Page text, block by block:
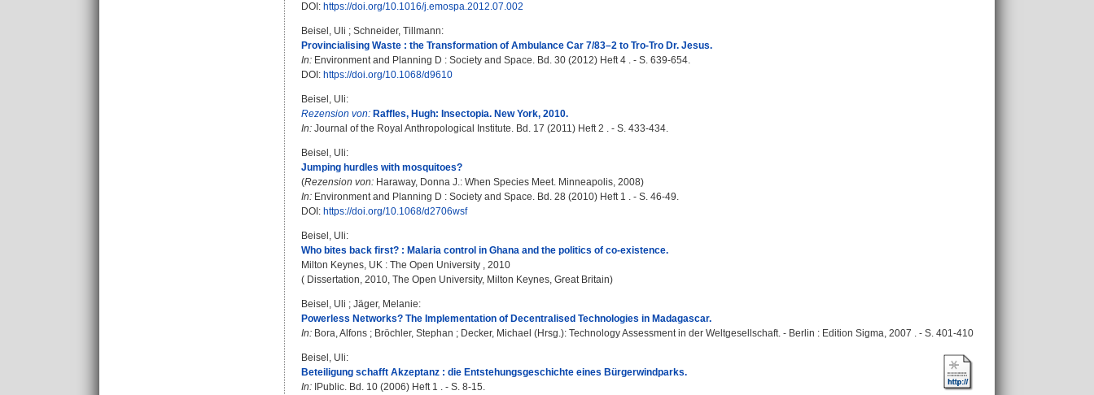
DOI: https://doi.org/10.1016/j.emospa.2012.07.002
Beisel, Uli ; Schneider, Tillmann:
Provincialising Waste : the Transformation of Ambulance Car 7/83–2 to Tro-Tro Dr. Jesus.
In: Environment and Planning D : Society and Space. Bd. 30 (2012) Heft 4 . - S. 639-654.
DOI: https://doi.org/10.1068/d9610
Beisel, Uli:
Rezension von: Raffles, Hugh: Insectopia. New York, 2010.
In: Journal of the Royal Anthropological Institute. Bd. 17 (2011) Heft 2 . - S. 433-434.
Beisel, Uli:
Jumping hurdles with mosquitoes?
(Rezension von: Haraway, Donna J.: When Species Meet. Minneapolis, 2008)
In: Environment and Planning D : Society and Space. Bd. 28 (2010) Heft 1 . - S. 46-49.
DOI: https://doi.org/10.1068/d2706wsf
Beisel, Uli:
Who bites back first? : Malaria control in Ghana and the politics of co-existence.
Milton Keynes, UK : The Open University , 2010
( Dissertation, 2010, The Open University, Milton Keynes, Great Britain)
Beisel, Uli ; Jäger, Melanie:
Powerless Networks? The Implementation of Decentralised Technologies in Madagascar.
In: Bora, Alfons ; Bröchler, Stephan ; Decker, Michael (Hrsg.): Technology Assessment in der Weltgesellschaft. - Berlin : Edition Sigma, 2007 . - S. 401-410
Beisel, Uli:
Beteiligung schafft Akzeptanz : die Entstehungsgeschichte eines Bürgerwindparks.
In: IPublic. Bd. 10 (2006) Heft 1 . - S. 8-15.